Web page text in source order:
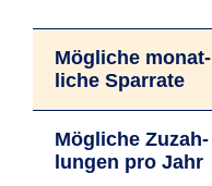
Mögliche monat­
liche Spar­rate
Mögliche Zu­zah­
lungen pro Jahr